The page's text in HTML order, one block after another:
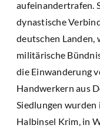
aufeinandertrafen.
dynastische
deutschen Landen,
militärische
die Einwanderung
Handwerkern aus
Siedlungen wurden
Halbinsel Krim, in